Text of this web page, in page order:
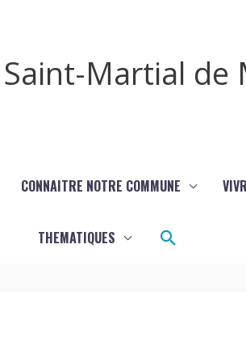
Saint-Martial de
CONNAITRE NOTRE COMMUNE
THEMATIQUES Rechercher